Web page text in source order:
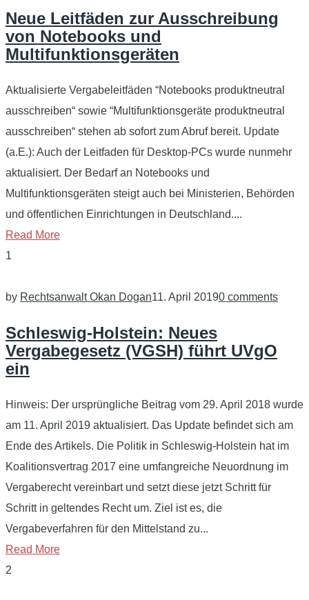
Neue Leitfäden zur Ausschreibung
von Notebooks und
Multifunktionsgeräten
Aktualisierte Vergabeleitfäden “Notebooks produktneutral
ausschreiben“ sowie “Multifunktionsgeräte produktneutral
ausschreiben“ stehen ab sofort zum Abruf bereit. Update
(a.E.): Auch der Leitfaden für Desktop-PCs wurde nunmehr
aktualisiert. Der Bedarf an Notebooks und
Multifunktionsgeräten steigt auch bei Ministerien, Behörden
und öffentlichen Einrichtungen in Deutschland....
Read More
1
by Rechtsanwalt Okan Dogan11. April 20190 comments
Schleswig-Holstein: Neues
Vergabegesetz (VGSH) führt UVgO
ein
Hinweis: Der ursprüngliche Beitrag vom 29. April 2018 wurde
am 11. April 2019 aktualisiert. Das Update befindet sich am
Ende des Artikels. Die Politik in Schleswig-Holstein hat im
Koalitionsvertrag 2017 eine umfangreiche Neuordnung im
Vergaberecht vereinbart und setzt diese jetzt Schritt für
Schritt in geltendes Recht um. Ziel ist es, die
Vergabeverfahren für den Mittelstand zu...
Read More
2